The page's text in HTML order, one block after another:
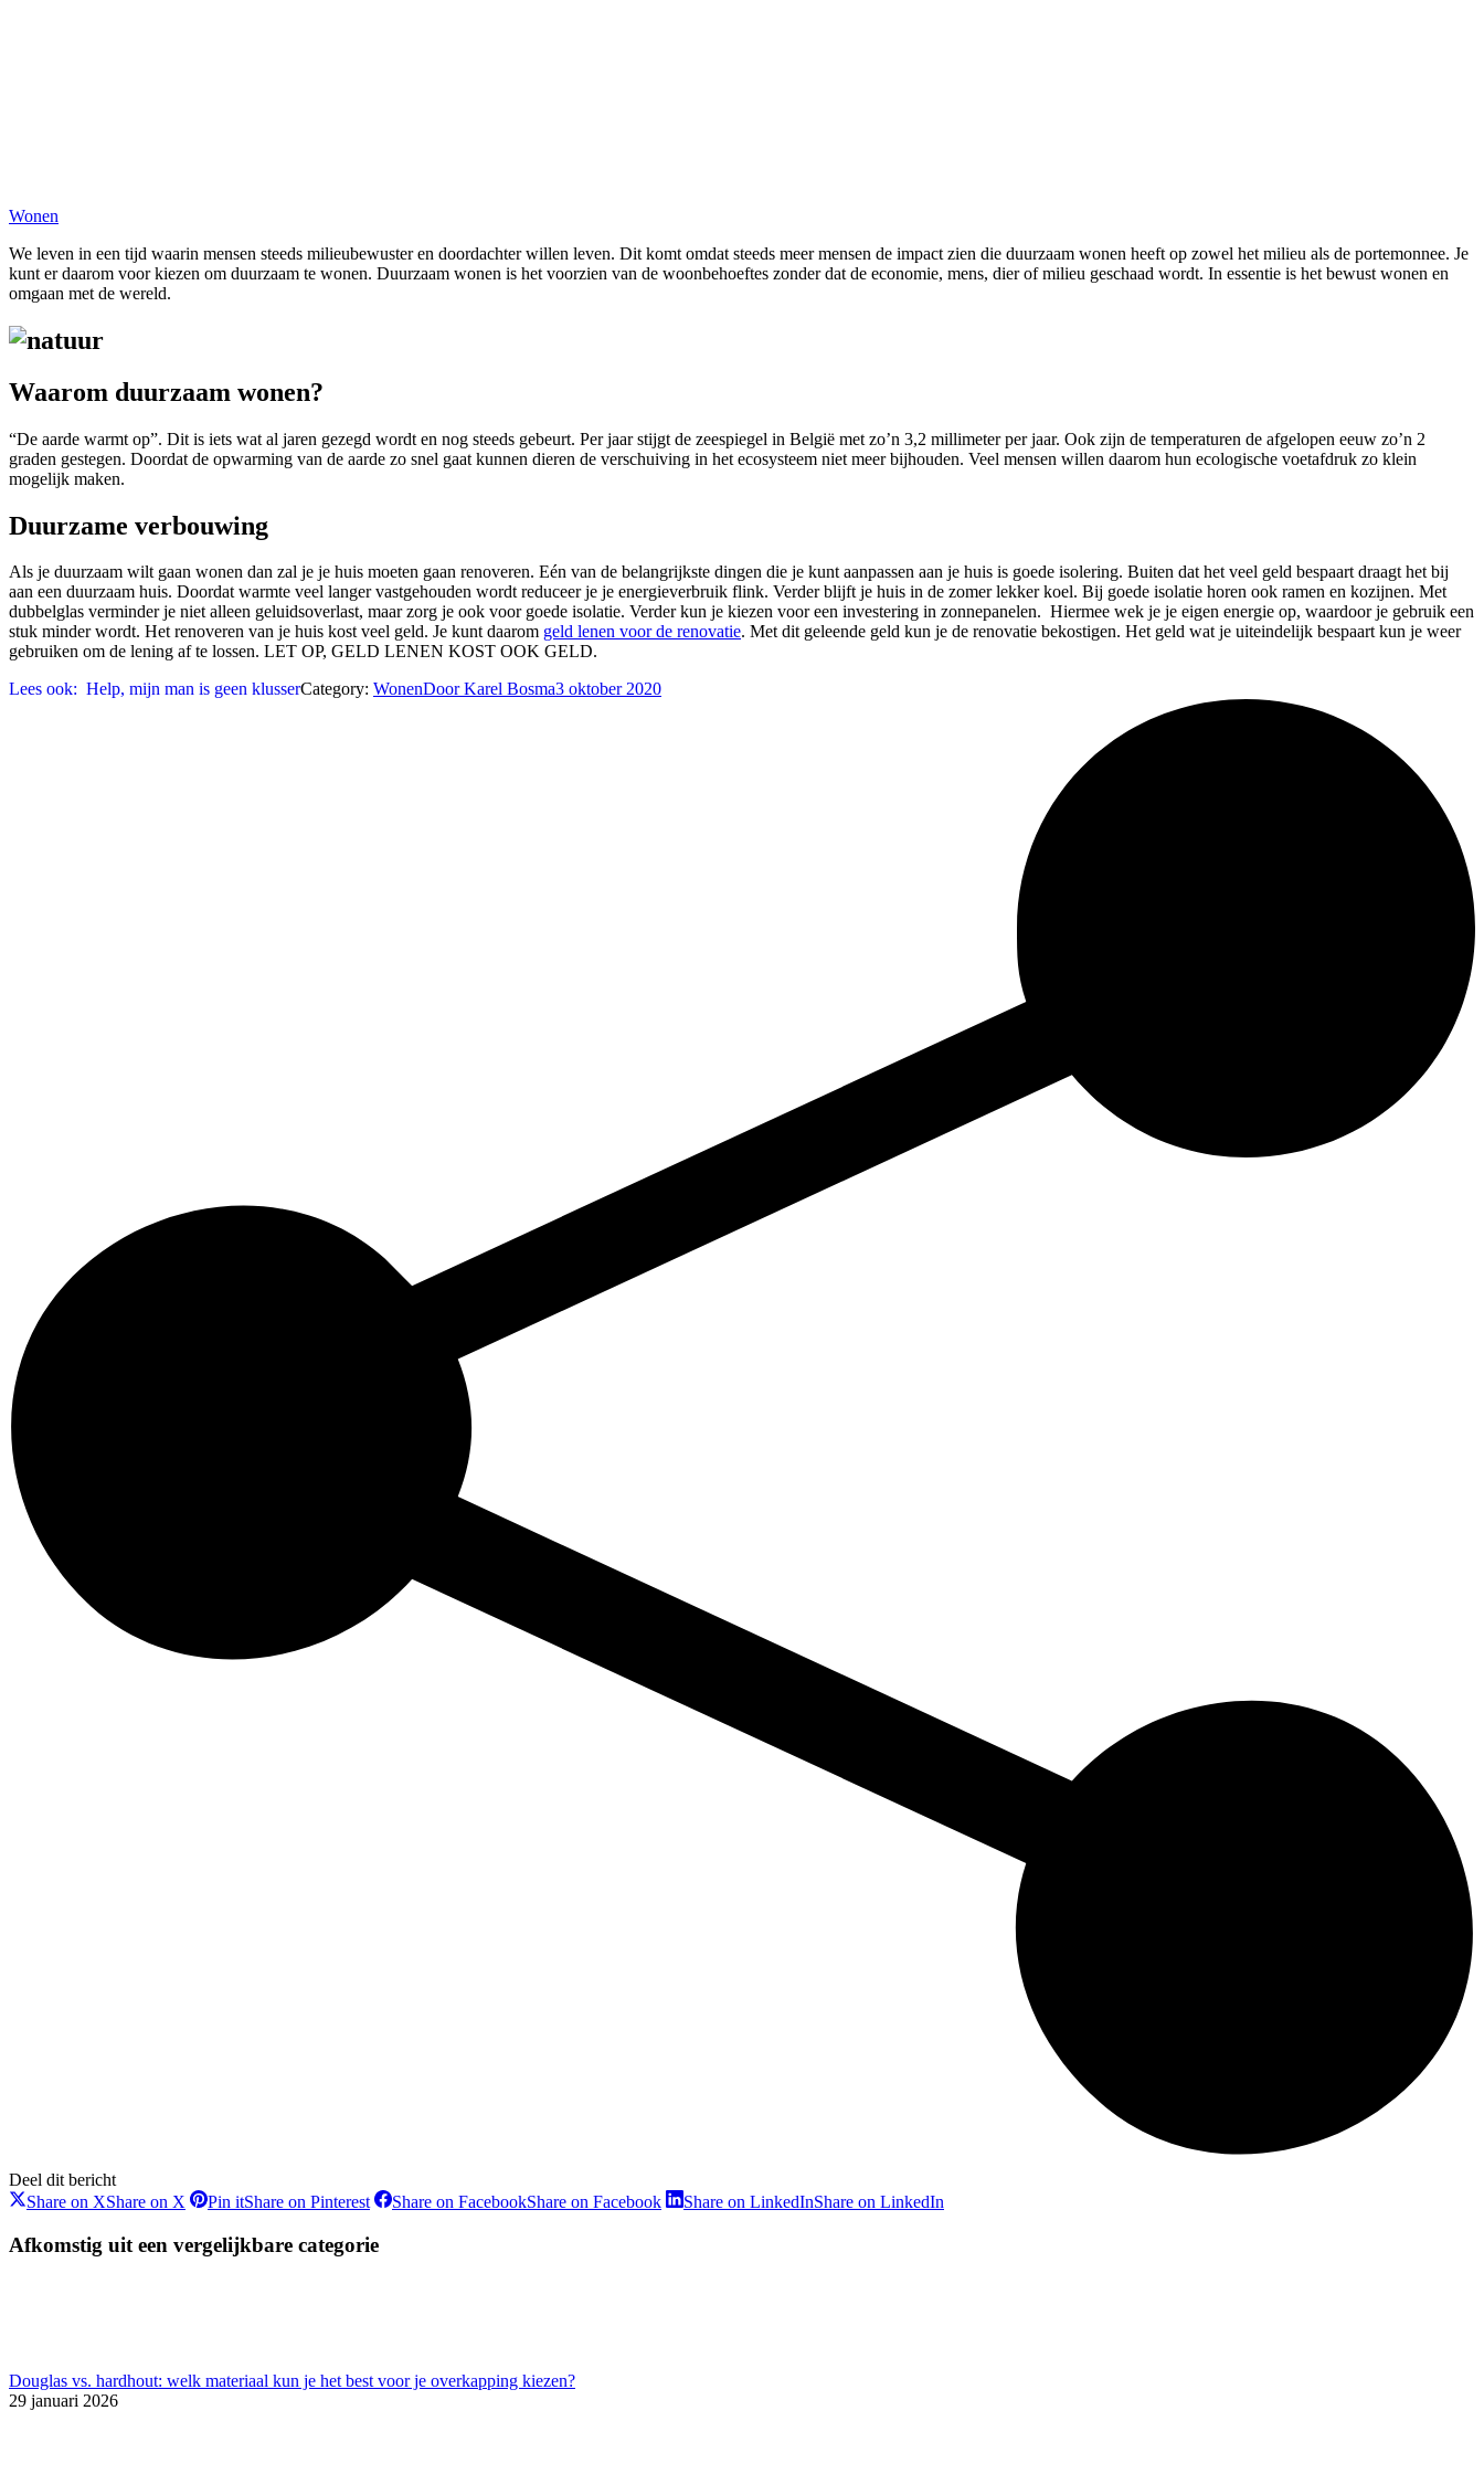
Wonen
We leven in een tijd waarin mensen steeds milieubewuster en doordachter willen leven. Dit komt omdat steeds meer mensen de impact zien die duurzaam wonen heeft op zowel het milieu als de portemonnee. Je
kunt er daarom voor kiezen om duurzaam te wonen. Duurzaam wonen is het voorzien van de woonbehoeftes zonder dat de economie, mens, dier of milieu geschaad wordt. In essentie is het bewust wonen en
omgaan met de wereld.
Waarom duurzaam wonen?
“De aarde warmt op”. Dit is iets wat al jaren gezegd wordt en nog steeds gebeurt. Per jaar stijgt de zeespiegel in België met zo’n 3,2 millimeter per jaar. Ook zijn de temperaturen de afgelopen eeuw zo’n 2
graden gestegen. Doordat de opwarming van de aarde zo snel gaat kunnen dieren de verschuiving in het ecosysteem niet meer bijhouden. Veel mensen willen daarom hun ecologische voetafdruk zo klein
mogelijk maken.
Duurzame verbouwing
Als je duurzaam wilt gaan wonen dan zal je je huis moeten gaan renoveren. Eén van de belangrijkste dingen die je kunt aanpassen aan je huis is goede isolering. Buiten dat het veel geld bespaart draagt het bij
aan een duurzaam huis. Doordat warmte veel langer vastgehouden wordt reduceer je je energieverbruik flink. Verder blijft je huis in de zomer lekker koel. Bij goede isolatie horen ook ramen en kozijnen. Met
dubbelglas verminder je niet alleen geluidsoverlast, maar zorg je ook voor goede isolatie. Verder kun je kiezen voor een investering in zonnepanelen. Hiermee wek je je eigen energie op, waardoor je gebruik een
stuk minder wordt. Het renoveren van je huis kost veel geld. Je kunt daarom geld lenen voor de renovatie. Met dit geleende geld kun je de renovatie bekostigen. Het geld wat je uiteindelijk bespaart kun je weer
gebruiken om de lening af te lossen. LET OP, GELD LENEN KOST OOK GELD.
Lees ook: Help, mijn man is geen klusserCategory: WonenDoorKarel Bosma3 oktober 2020
Deel dit bericht
Share on XShare on X Pin itShare on Pinterest Share on FacebookShare on Facebook Share on LinkedInShare on LinkedIn
Afkomstig uit een vergelijkbare categorie
Douglas vs. hardhout: welk materiaal kun je het best voor je overkapping kiezen?
29 januari 2026